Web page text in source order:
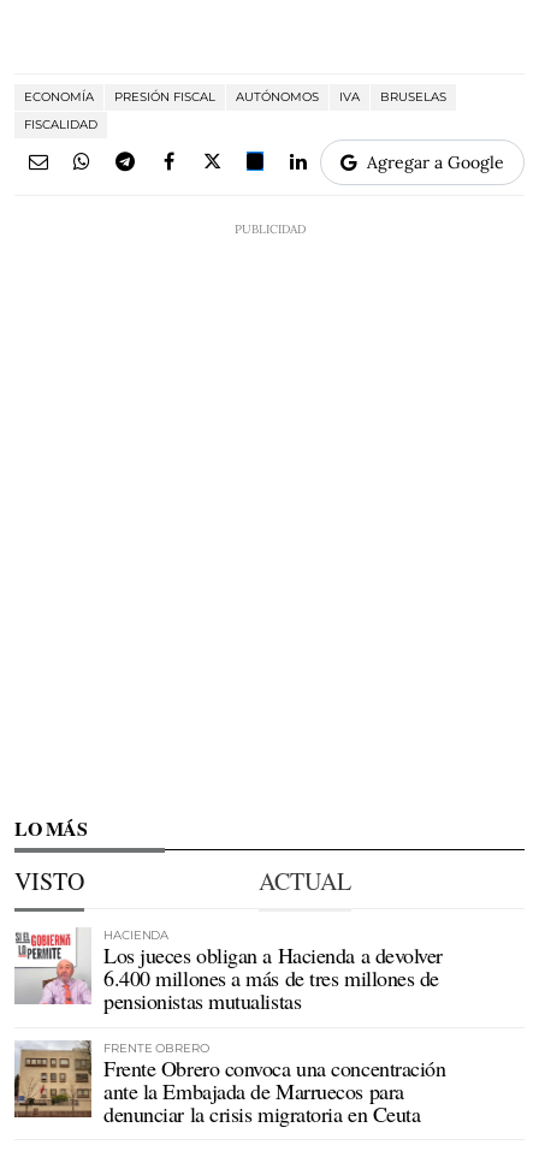
ECONOMÍA PRESIÓN FISCAL AUTÓNOMOS IVA
BRUSELAS
FISCALIDAD
Agregar a Google
LO MÁS
VISTO ACTUAL
HACIENDA
Los jueces obligan a Hacienda a devolver
6.400 millones a más de tres millones de
pensionistas mutualistas
FRENTE OBRERO
Frente Obrero convoca una concentración
ante la Embajada de Marruecos para
denunciar la crisis migratoria en Ceuta